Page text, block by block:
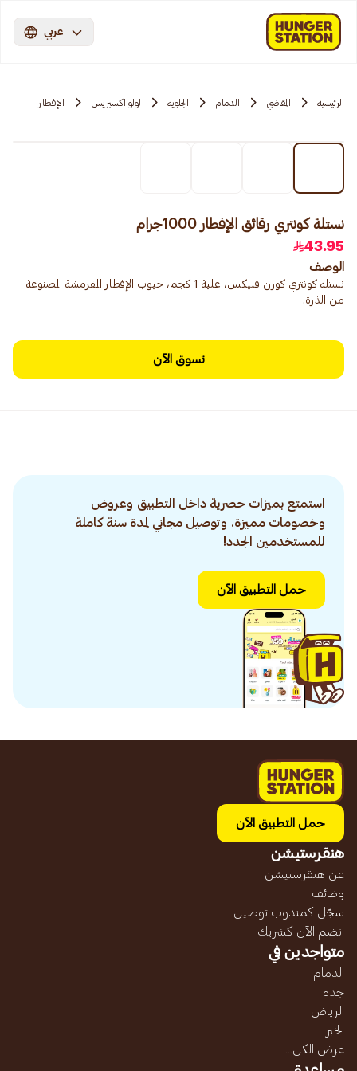
عربي
الرئيسية المقاضي الدمام الجلوية لولو اكسبريس الإفطار
نستلة كونتري رقائق الإفطار 1000جرام
43.95
الوصف
نستله كونتري كورن فليكس، علبة 1 كجم، حبوب الإفطار المقرمشة المصنوعة
من الذرة.
تسوق الآن
استمتع بميزات حصرية داخل التطبيق وعروض
وخصومات مميزة. وتوصيل مجاني لمدة سنة كاملة
للمستخدمين الجدد!
حمل التطبيق الآن
حمل التطبيق الآن
هنقرستيشن
عن هنقرستيشن
وظائف
سجّل كمندوب توصيل
انضم الآن كشريك
متواجدين في
الدمام
جده
الرياض
الخبر
عرض الكل...